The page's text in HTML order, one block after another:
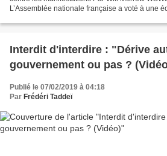
L’Assemblée nationale française a voté à une
Interdit d'interdire : "Dérive
gouvernement ou pas ?
Publié le 07/02/2019 à 04:18
Par Frédéri Taddeï